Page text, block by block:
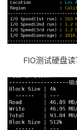
FIO测试硬盘读